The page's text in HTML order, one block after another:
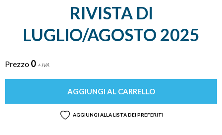
RIVISTA DI
LUGLIO/AGOSTO 2025
Prezzo 0 + IVA
AGGIUNGI AL CARRELLO
AGGIUNGI ALLA LISTA DEI PREFERITI